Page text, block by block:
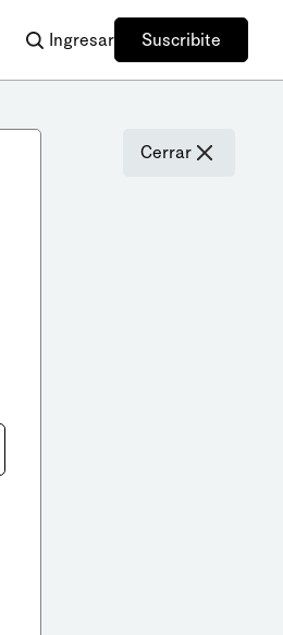
Ingresar Suscribite
Cerrar